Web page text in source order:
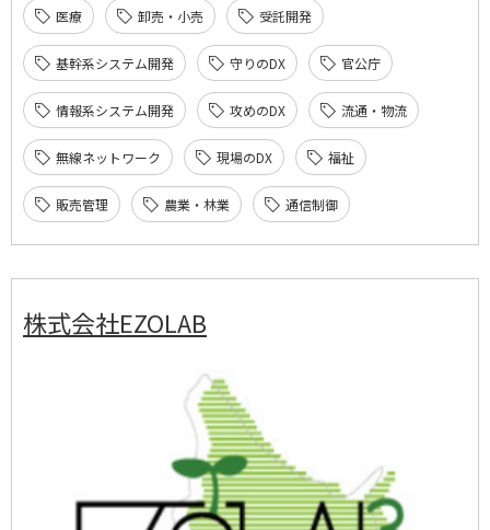
医療 卸売・小売 受託開発
基幹系システム開発 守りのDX 官公庁
情報系システム開発 攻めのDX 流通・物流
無線ネットワーク 現場のDX 福祉
販売管理 農業・林業 通信制御
株式会社EZOLAB